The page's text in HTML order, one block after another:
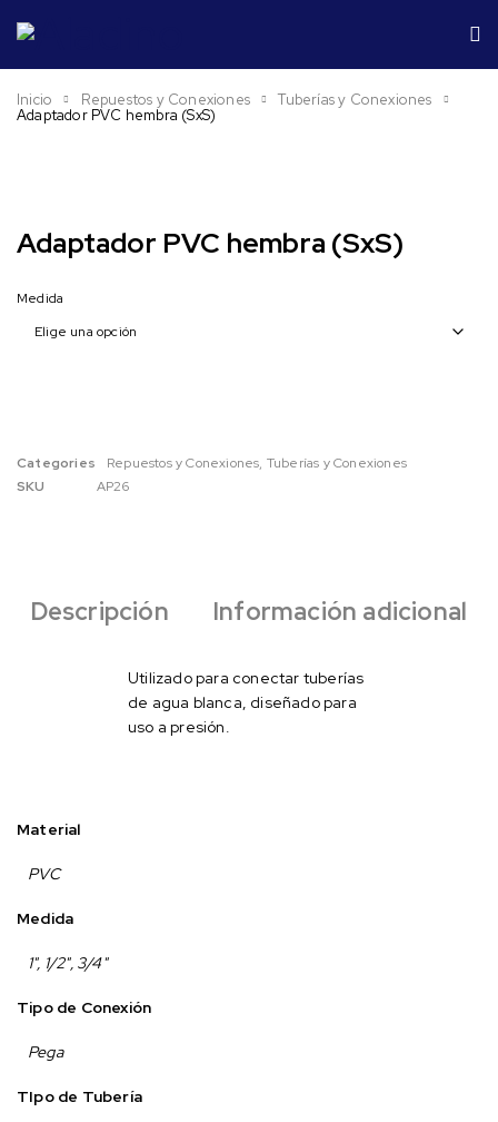
Inicio Repuestos y Conexiones
Tuberías y Conexiones
Adaptador PVC hembra (SxS)
Adaptador PVC hembra (SxS)
Medida
Categories Repuestos y Conexiones, Tuberías y Conexiones
SKU
AP26
Descripción Información adicional
Utilizado para conectar tuberías
de agua blanca, diseñado para
uso a presión.
Material
PVC
Medida
1", 1/2", 3/4"
Tipo de Conexión
Pega
TIpo de Tubería